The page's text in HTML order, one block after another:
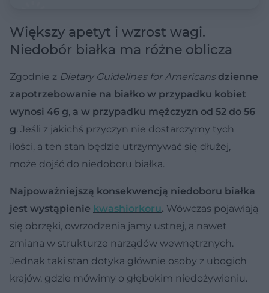
Większy apetyt i wzrost wagi.
Niedobór białka ma różne oblicza
Zgodnie z Dietary Guidelines for Americans dzienne
zapotrzebowanie na białko w przypadku kobiet
wynosi 46 g, a w przypadku mężczyzn od 52 do 56
g. Jeśli z jakichś przyczyn nie dostarczymy tych
ilości, a ten stan będzie utrzymywać się dłużej,
może dojść do niedoboru białka.
Najpoważniejszą konsekwencją niedoboru białka
jest wystąpienie kwashiorkoru. Wówczas pojawiają
się obrzęki, owrzodzenia jamy ustnej, a nawet
zmiana w strukturze narządów wewnętrznych.
Jednak taki stan dotyka głównie osoby z ubogich
krajów, gdzie mówimy o głębokim niedożywieniu.